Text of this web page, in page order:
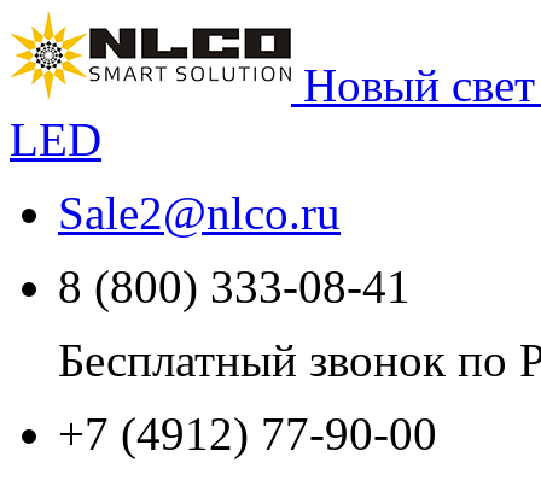
Новый
LED
Sale2@nlco.ru
8 (800) 333-08-41
Бесплатный звонок по
+7 (4912) 77-90-00